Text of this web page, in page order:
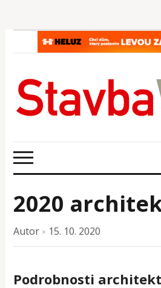
2020
Autor × 15. 10. 2020
Podrobnosti